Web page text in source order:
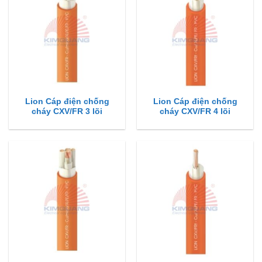
Lion Cáp điện chống
cháy CXV/FR 3 lõi
Lion Cáp điện chống
cháy CXV/FR 4 lõi